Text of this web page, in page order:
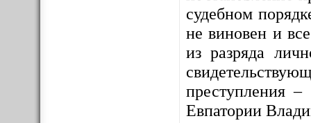
судебном
не виновен и
из разряда
преступления –
Евпатории